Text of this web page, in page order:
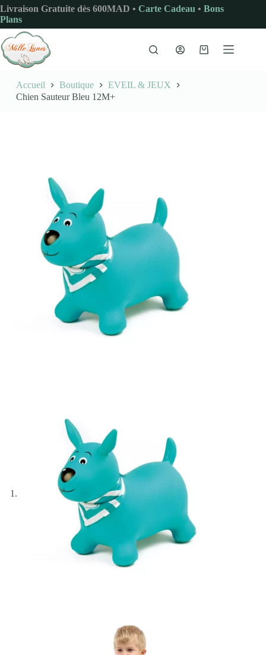
Passer
au
contenu
Livraison Gratuite dès 600MAD • Carte Cadeau • Bons
Plans
Panier
Accueil Boutique
EVEIL & JEUX
Chien Sauteur Bleu 12M+